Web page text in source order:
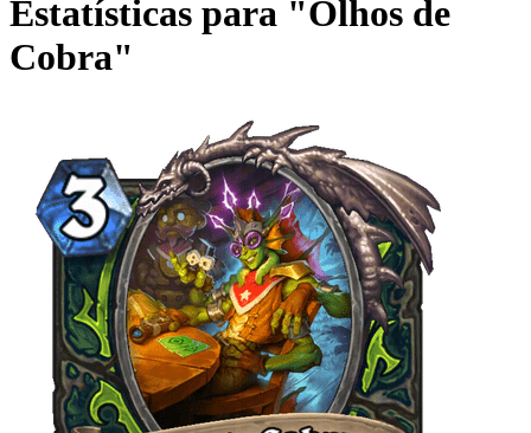
Estatísticas para "Olhos de
Cobra"